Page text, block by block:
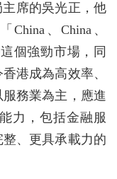
主席的吳光正，他
、China、
個強勁市場，同
港成為高效率、
務業為主，應進
力，包括金融服
、更具承載力的